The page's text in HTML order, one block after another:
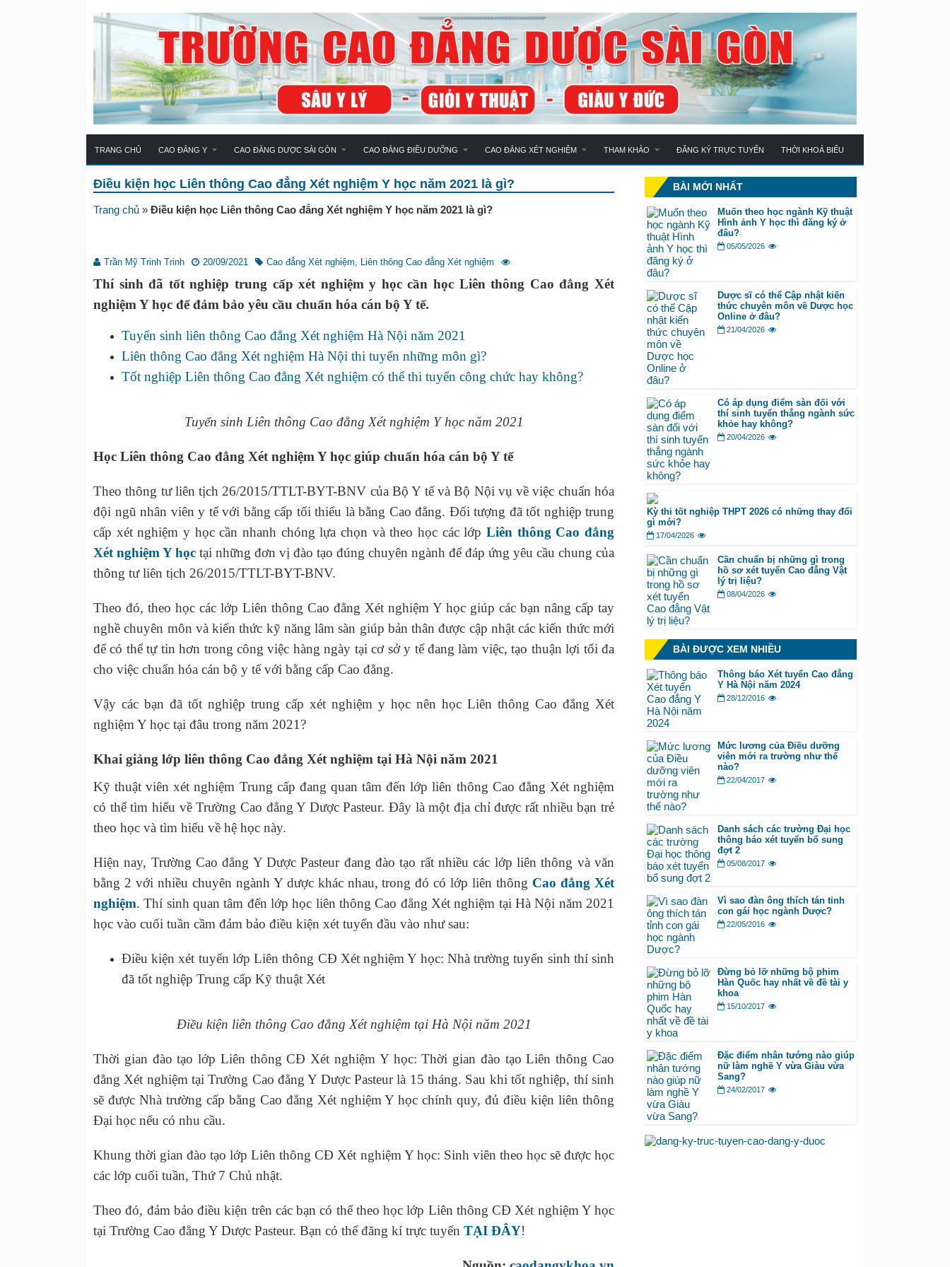
TRANG CHỦ CAO ĐẲNG Y CAO ĐẲNG DƯỢC SÀI GÒN CAO ĐẲNG ĐIỀU DƯỠNG CAO ĐẲNG XÉT NGHIỆM THAM KHẢO ĐĂNG KÝ TRỰC TUYẾN THỜI KHOÁ BIỂU
Điều kiện học Liên thông Cao đẳng Xét nghiệm Y học năm 2021 là gì?
Trang chủ » Điều kiện học Liên thông Cao đẳng Xét nghiệm Y học năm 2021 là gì?
Trần Mỹ Trinh Trinh 20/09/2021 Cao đẳng Xét nghiệm Liên thông Cao đẳng Xét nghiệm
Thí sinh đã tốt nghiệp trung cấp xét nghiệm y học cần học Liên thông Cao đẳng Xét
nghiệm Y học để đảm bảo yêu cầu chuẩn hóa cán bộ Y tế.
Tuyển sinh liên thông Cao đẳng Xét nghiệm Hà Nội năm 2021
Liên thông Cao đẳng Xét nghiệm Hà Nội thi tuyển những môn gì?
Tốt nghiệp Liên thông Cao đẳng Xét nghiệm có thể thi tuyển công chức hay không?
Tuyển sinh Liên thông Cao đẳng Xét nghiệm Y học năm 2021
Học Liên thông Cao đẳng Xét nghiệm Y học giúp chuẩn hóa cán bộ Y tế
Theo thông tư liên tịch 26/2015/TTLT-BYT-BNV của Bộ Y tế và Bộ Nội vụ về việc chuẩn hóa
đội ngũ nhân viên y tế với bằng cấp tối thiểu là bằng Cao đẳng. Đối tượng đã tốt nghiệp trung
cấp xét nghiệm y học cần nhanh chóng lựa chọn và theo học các lớp Liên thông Cao đẳng
Xét nghiệm Y học tại những đơn vị đào tạo đúng chuyên ngành để đáp ứng yêu cầu chung của
thông tư liên tịch 26/2015/TTLT-BYT-BNV.
Theo đó, theo học các lớp Liên thông Cao đẳng Xét nghiệm Y học giúp các bạn nâng cấp tay
nghề chuyên môn và kiến thức kỹ năng lâm sàn giúp bản thân được cập nhật các kiến thức mới
để có thể tự tin hơn trong công việc hàng ngày tại cơ sở y tế đang làm việc, tạo thuận lợi tối đa
cho việc chuẩn hóa cán bộ y tế với bằng cấp Cao đẳng.
Vậy các bạn đã tốt nghiệp trung cấp xét nghiệm y học nên học Liên thông Cao đẳng Xét
nghiệm Y học tại đâu trong năm 2021?
Khai giảng lớp liên thông Cao đẳng Xét nghiệm tại Hà Nội năm 2021
Kỹ thuật viên xét nghiệm Trung cấp đang quan tâm đến lớp liên thông Cao đẳng Xét nghiệm
có thể tìm hiểu về Trường Cao đẳng Y Dược Pasteur. Đây là một địa chỉ được rất nhiều bạn trẻ
theo học và tìm hiểu về hệ học này.
Hiện nay, Trường Cao đẳng Y Dược Pasteur đang đào tạo rất nhiều các lớp liên thông và văn
bằng 2 với nhiều chuyên ngành Y dược khác nhau, trong đó có lớp liên thông Cao đẳng Xét
nghiệm. Thí sinh quan tâm đến lớp học liên thông Cao đẳng Xét nghiệm tại Hà Nội năm 2021
học vào cuối tuần cầm đảm bảo điều kiện xét tuyển đầu vào như sau:
Điều kiện xét tuyển lớp Liên thông CĐ Xét nghiệm Y học: Nhà trường tuyển sinh thí sinh
đã tốt nghiệp Trung cấp Kỹ thuật Xét
Điều kiện liên thông Cao đẳng Xét nghiệm tại Hà Nội năm 2021
Thời gian đào tạo lớp Liên thông CĐ Xét nghiệm Y học: Thời gian đào tạo Liên thông Cao
đẳng Xét nghiệm tại Trường Cao đẳng Y Dược Pasteur là 15 tháng. Sau khi tốt nghiệp, thí sinh
sẽ được Nhà trường cấp bằng Cao đẳng Xét nghiệm Y học chính quy, đủ điều kiện liên thông
Đại học nếu có nhu cầu.
Khung thời gian đào tạo lớp Liên thông CĐ Xét nghiệm Y học: Sinh viên theo học sẽ được học
các lớp cuối tuần, Thứ 7 Chủ nhật.
Theo đó, đảm bảo điều kiện trên các bạn có thể theo học lớp Liên thông CĐ Xét nghiệm Y học
tại Trường Cao đẳng Y Dược Pasteur. Bạn có thể đăng kí trực tuyến TẠI ĐÂY!
BÀI MỚI NHẤT
Muốn theo học ngành Kỹ thuật
Hình ảnh Y học thì đăng ký ở
đâu?
05/05/2026
Dược sĩ có thể Cập nhật kiến
thức chuyên môn về Dược học
Online ở đâu?
21/04/2026
Có áp dụng điểm sàn đối với
thí sinh tuyển thẳng ngành sức
khỏe hay không?
20/04/2026
Kỳ thi tốt nghiệp THPT 2026 có những thay đổi
gì mới?
17/04/2026
Cần chuẩn bị những gì trong
hồ sơ xét tuyển Cao đẳng Vật
lý trị liệu?
08/04/2026
BÀI ĐƯỢC XEM NHIỀU
Thông báo Xét tuyển Cao đẳng
Y Hà Nội năm 2024
28/12/2016
Mức lương của Điều dưỡng
viên mới ra trường như thế
nào?
22/04/2017
Danh sách các trường Đại học
thông báo xét tuyển bổ sung
đợt 2
05/08/2017
Vì sao đàn ông thích tán tỉnh
con gái học ngành Dược?
22/05/2016
Đừng bỏ lỡ những bộ phim
Hàn Quốc hay nhất về đề tài y
khoa
15/10/2017
Đặc điểm nhân tướng nào giúp
nữ làm nghề Y vừa Giàu vừa
Sang?
24/02/2017